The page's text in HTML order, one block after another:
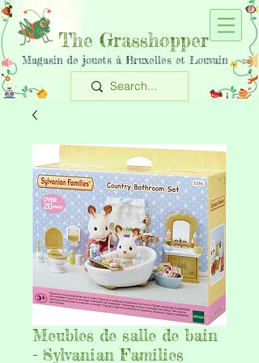
The Grasshopper
Magasin de jouets à Bruxelles et Louvain
Meubles de salle de bain
- Sylvanian Families